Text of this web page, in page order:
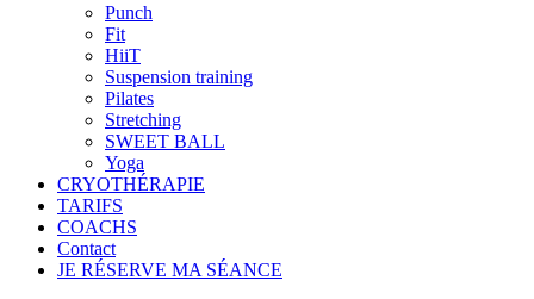
Punch
Fit
HiiT
Suspension training
Pilates
Stretching
SWEET BALL
Yoga
CRYOTHÉRAPIE
TARIFS
COACHS
Contact
JE RÉSERVE MA SÉANCE